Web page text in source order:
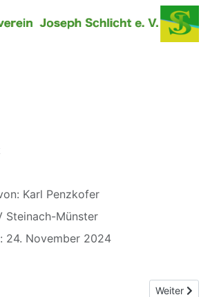
Karl Penzkofer
Steinach-Münster
24. November 2024
2019 Nächster
Weiter